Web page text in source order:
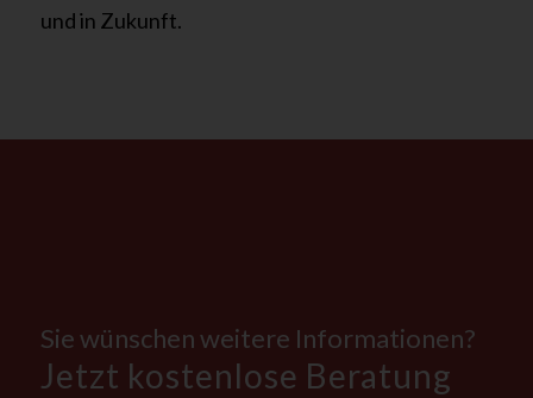
und in Zukunft.
Sie wünschen weitere Informationen?
Jetzt kostenlose Beratung